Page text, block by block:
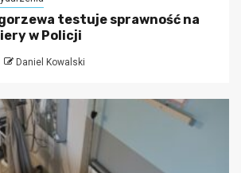
testuje sprawność na
w Policji
Daniel Kowalski